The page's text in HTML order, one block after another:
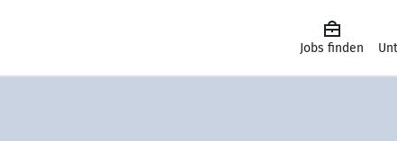
Jobs finden